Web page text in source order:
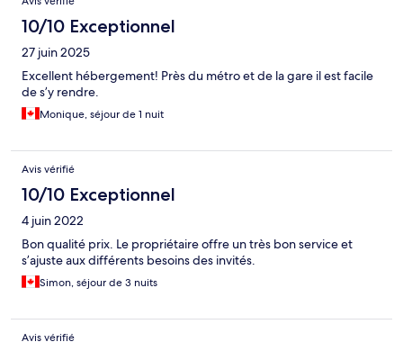
10/10 Exceptionnel
27 juin 2025
Excellent hébergement! Près du métro et de la gare il est facile
de s’y rendre.
Monique, séjour de 1 nuit
Avis vérifié
10/10 Exceptionnel
4 juin 2022
Bon qualité prix. Le propriétaire offre un très bon service et
s’ajuste aux différents besoins des invités.
Simon, séjour de 3 nuits
Avis vérifié